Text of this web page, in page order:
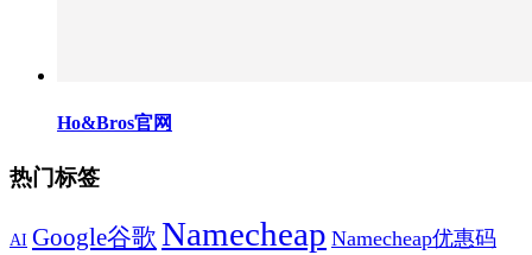
Ho&Bros官网
热门标签
AI Google谷歌 Namecheap Namecheap优惠码